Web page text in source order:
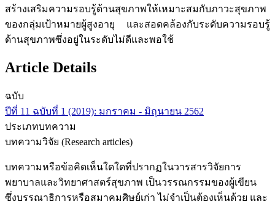
สร้างเสริมความรอบรู้ด้านสุขภาพให้เหมาะสมกับภาวะสุขภาพ
ของกลุ่มเป้าหมายผู้สูงอายุ และสอดคล้องกับระดับความรอบรู้
ด้านสุขภาพซึ่งอยู่ในระดับไม่ดีและพอใช้
Article Details
ฉบับ
ปีที่ 11 ฉบับที่ 1 (2019): มกราคม - มิถุนายน 2562
ประเภทบทความ
บทความวิจัย (Research articles)
บทความหรือข้อคิดเห็นใดใดที่ปรากฏในวารสารวิจัยการ
พยาบาลและวิทยาศาสตร์สุขภาพ เป็นวรรณกรรมของผู้เขียน
ซึ่งบรรณาธิการหรือสมาคมศิษย์เก่า ไม่จำเป็นต้องเห็นด้วย และ